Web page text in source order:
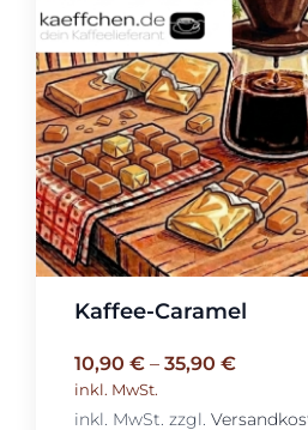
Kaffee-Caramel
10,90 €– 35,90 €
inkl. MwSt.
inkl. MwSt. zzgl.